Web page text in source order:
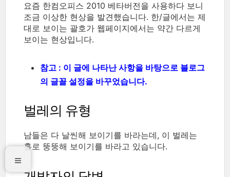
요즘 한컴오피스 2010 베타버전을 사용하다 보니
조금 이상한 현상을 발견했습니다. 한/글에서는 제
대로 보이는 괄호가 웹페이지에서는 약간 다르게
보이는 현상입니다.
참고 : 이 글에 나타난 사항을 바탕으로 블로그
의 글꼴 설정을 바꾸었습니다.
벌레의 유형
남들은 다 날씬해 보이기를 바라는데, 이 벌레는
홀로 뚱뚱해 보이기를 바라고 있습니다.